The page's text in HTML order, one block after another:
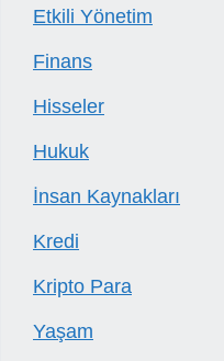
Etkili Yönetim
Finans
Hisseler
Hukuk
İnsan Kaynakları
Kredi
Kripto Para
Yaşam